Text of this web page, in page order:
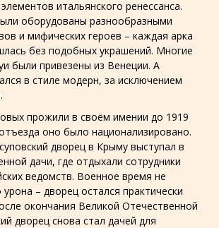
итальянского ренессанса.
оборудованы разнообразными
и мифических героев – каждая арка
без подобных украшений. Многие
были привезены из Венеции. А
в стиле модерн, за исключением
прожили в своём имении до 1919
оно было национализировано.
дворец в Крыму выступал в
дачи, где отдыхали сотрудники
ведомств. Военное время не
– дворец остался практически
окончания Великой Отечественной
дворец снова стал дачей для